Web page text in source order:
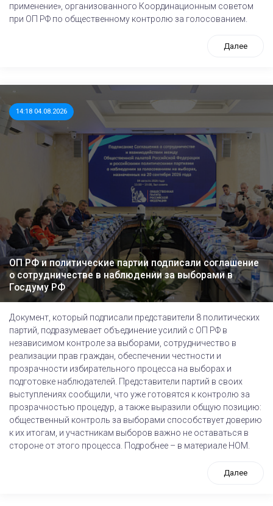
применение», организованного Координационным советом
при ОП РФ по общественному контролю за голосованием.
Далее
14:18 04.08.2026
ОП РФ и политические партии подписали соглашение
о сотрудничестве в наблюдении за выборами в
Госдуму РФ
Документ, который подписали представители 8 политических
партий, подразумевает объединение усилий с ОП РФ в
независимом контроле за выборами, сотрудничество в
реализации прав граждан, обеспечении честности и
прозрачности избирательного процесса на выборах и
подготовке наблюдателей. Представители партий в своих
выступлениях сообщили, что уже готовятся к контролю за
прозрачностью процедур, а также выразили общую позицию:
общественный контроль за выборами способствует доверию
к их итогам, и участникам выборов важно не оставаться в
стороне от этого процесса. Подробнее – в материале НОМ.
Далее